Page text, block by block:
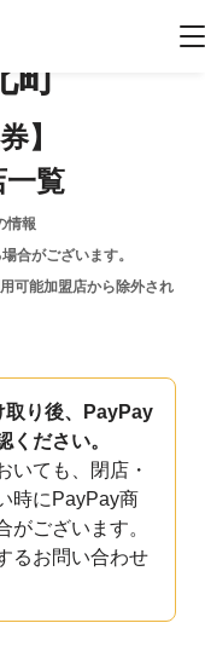
町
】
一覧
情報
合がございます。
可能加盟店から除外され
取り後、PayPay
ください。
いても、閉店・
時にPayPay商
がございます。
るお問い合わせ